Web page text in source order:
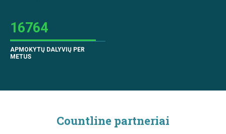
16764
APMOKYTŲ DALYVIŲ PER
METUS
Countline partneriai